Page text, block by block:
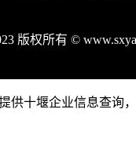
版权所有 ©
供十堰企业信息查